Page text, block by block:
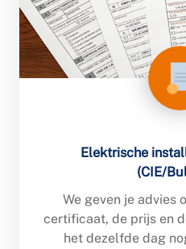
Elektrische
(CIE/
We geven je advies
certificaat, de prijs en
het dezelfde dag